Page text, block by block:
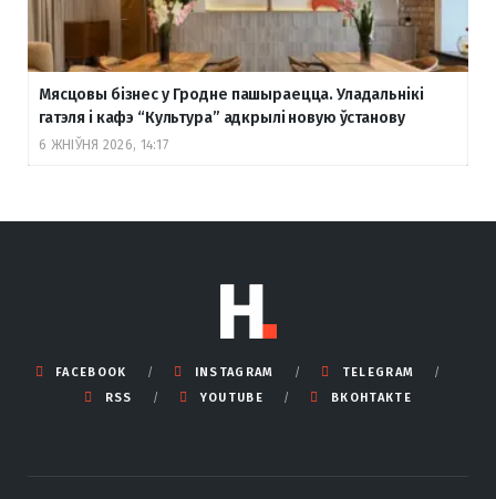
Мясцовы бізнес у Гродне пашыраецца. Уладальнікі
гатэля і кафэ “Культура” адкрылі новую ўстанову
6 ЖНІЎНЯ 2026, 14:17
FACEBOOK INSTAGRAM
TELEGRAM
RSS
YOUTUBE ВКОНТАКТЕ